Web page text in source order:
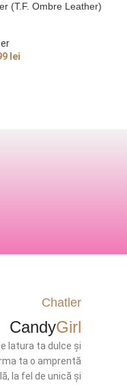
(T.F. Ombre Leather)
lei
Chatler
CandyGirl
latura ta dulce și
ta o amprentă
la fel de unică și